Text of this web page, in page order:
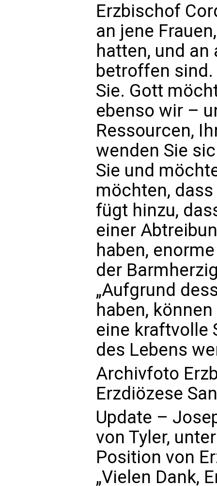
Erzbischof
an jene
hatten, und an
betroffen sind.
Sie. Gott
ebenso wir –
Ressourcen,
wenden Sie
Sie und
möchten, dass
fügt hinzu,
einer
haben,
der
„Aufgrund
haben,
eine kraftvolle
des Lebens
Archivfoto
Erzdiözese
Update –
von Tyler,
Position von
„Vielen Dank,